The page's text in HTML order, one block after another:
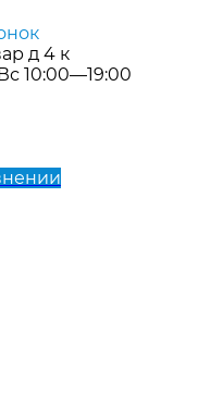
д 4 к
10:00—19:00